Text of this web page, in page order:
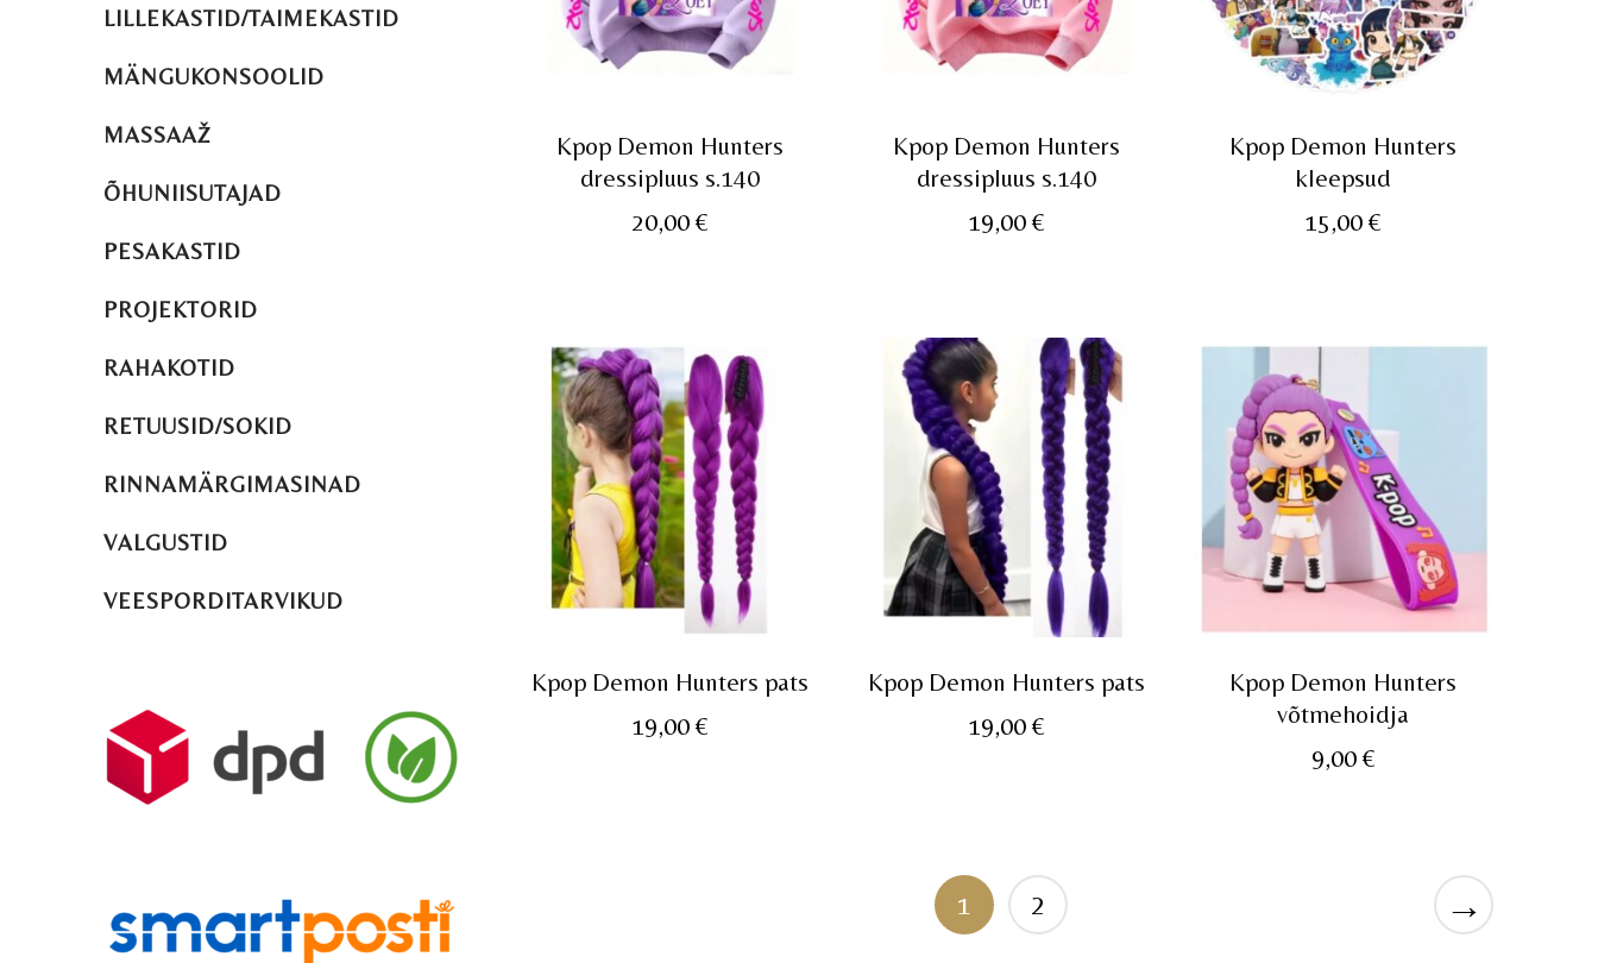
Kpop Demon Hunters
dressipluus s.140
20,00€
Kpop Demon Hunters
dressipluus s.140
19,00€
Kpop Demon Hunters
kleepsud
15,00€
Kpop Demon Hunters pats
19,00€
Kpop Demon Hunters pats
19,00€
Kpop Demon Hunters
võtmehoidja
9,00 €
1 2 →
LILLEKASTID/TAIMEKASTID
MÄNGUKONSOOLID
MASSAAŽ
ÕHUNIISUTAJAD
PESAKASTID
PROJEKTORID
RAHAKOTID
RETUUSID/SOKID
RINNAMÄRGIMASINAD
VALGUSTID
VEESPORDITARVIKUD